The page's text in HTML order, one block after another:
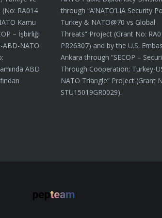
(No: RA014
Kamu
– İşbirliği
ABD-NATO
ABD
through “A’NATO’LIA Security
Turkey & NATO@70 vs Global
Threats” Project (Grant No:
PR26307) and by the U.S.
Ankara through “SECOP –
Through Cooperation; Turkey-
NATO Triangle” Project (Grant
STU15019GR0029).